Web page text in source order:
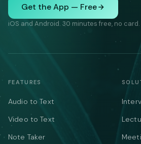
Get the App — Free
iOS and Android. 30 minutes free, no card.
FEATURES
Audio to Text
Video to Text
Note Taker